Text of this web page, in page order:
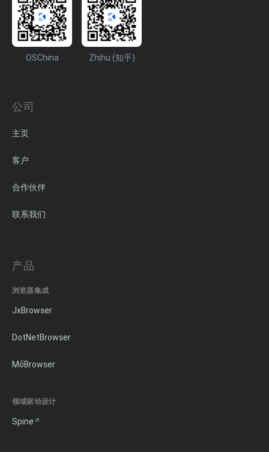
OSChina Zhihu (知乎)
公司
主页
客户
合作伙伴
联系我们
产品
浏览器集成
JxBrowser
DotNetBrowser
MōBrowser
领域驱动设计
Spine